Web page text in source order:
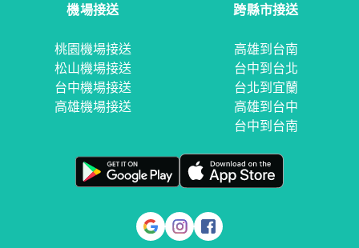
機場接送
桃園機場接送
松山機場接送
台中機場接送
高雄機場接送
跨縣市接送
高雄到台南
台中到台北
台北到宜蘭
高雄到台中
台中到台南